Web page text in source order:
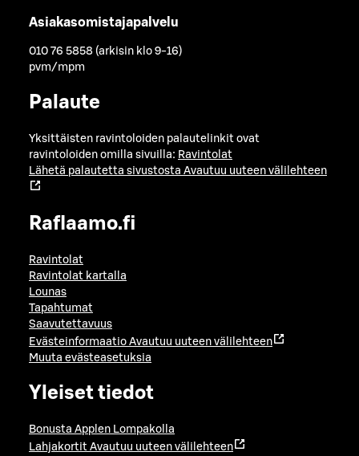
Asiakasomistajapalvelu
010 76 5858 (arkisin klo 9-16)
pvm/mpm
Palaute
Yksittäisten ravintoloiden palautelinkit ovat
ravintoloiden omilla sivuilla: Ravintolat
Lähetä palautetta sivustosta Avautuu uuteen välilehteen
Raflaamo.fi
Ravintolat
Ravintolat kartalla
Lounas
Tapahtumat
Saavutettavuus
Evästeinformaatio Avautuu uuteen välilehteen
Muuta evästeasetuksia
Yleiset tiedot
Bonusta Applen Lompakolla
Lahjakortit Avautuu uuteen välilehteen